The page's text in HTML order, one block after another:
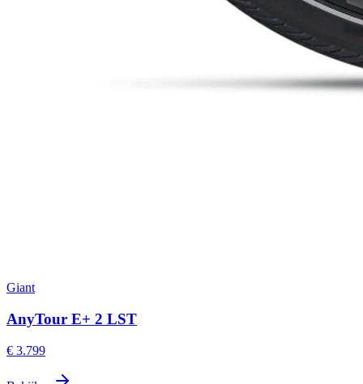
Giant
AnyTour E+ 2 LST
€ 3.799